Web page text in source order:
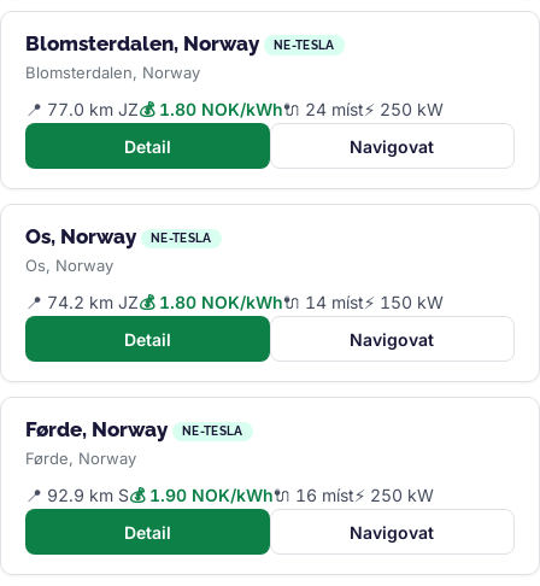
Blomsterdalen, Norway NE-TESLA
Blomsterdalen, Norway
📍 77.0 km JZ💰 1.80 NOK/kWh🔌 24 míst⚡ 250 kW
Detail
Navigovat
Os, Norway NE-TESLA
Os, Norway
📍 74.2 km JZ💰 1.80 NOK/kWh🔌 14 míst⚡ 150 kW
Detail
Navigovat
Førde, Norway NE-TESLA
Førde, Norway
📍 92.9 km S💰 1.90 NOK/kWh🔌 16 míst⚡ 250 kW
Detail
Navigovat